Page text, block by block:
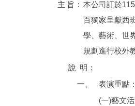
主 旨： 本公司訂於
百獨家呈獻西
學、藝術、世
規劃進行校外
說 明：
一、
表演重點：
(一)藝文